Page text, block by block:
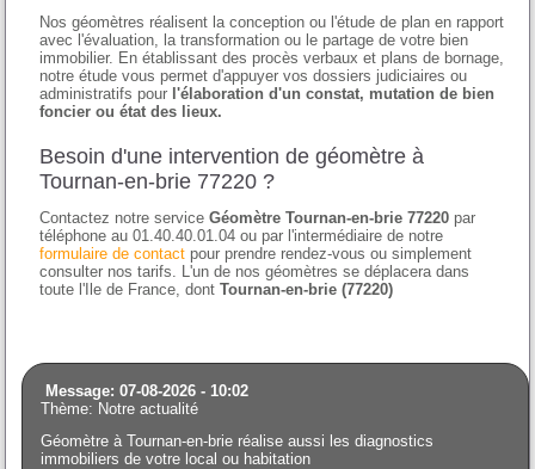
Nos géomètres réalisent la conception ou l'étude de plan en rapport
avec l'évaluation, la transformation ou le partage de votre bien
immobilier. En établissant des procès verbaux et plans de bornage,
notre étude vous permet d'appuyer vos dossiers judiciaires ou
administratifs pour l'élaboration d'un constat, mutation de bien
foncier ou état des lieux.
Besoin d'une intervention de géomètre à
Tournan-en-brie 77220 ?
Contactez notre serviceGéomètre Tournan-en-brie 77220 par
téléphone au 01.40.40.01.04 ou par l'intermédiaire de notre
formulaire de contact pour prendre rendez-vous ou simplement
consulter nos tarifs. L'un de nos géomètres se déplacera dans
toute l'Ile de France, dontTournan-en-brie (77220)
Message: 07-08-2026 - 10:02
Thème: Notre actualité
Géomètre à Tournan-en-brie réalise aussi les diagnostics
immobiliers de votre local ou habitation